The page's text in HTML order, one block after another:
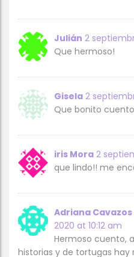
Julián 2
Que hermoso!
Gisela 2
Que bonito
iris Mora 2
que lindo!! me
Adriana
2020 at 10:12 am
Hermoso cuento,
historias y de tortugas hay